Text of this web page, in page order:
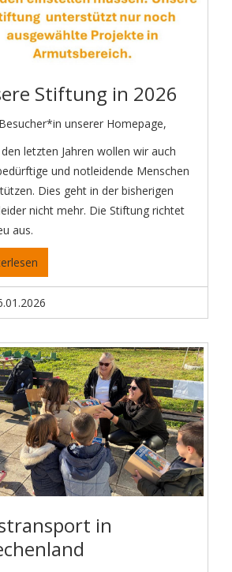
Stiftung in 2026
unserer Homepage,
letzten Jahren wollen wir auch
und notleidende Menschen
Dies geht in der bisherigen
nicht mehr. Die Stiftung richtet
aus.
in